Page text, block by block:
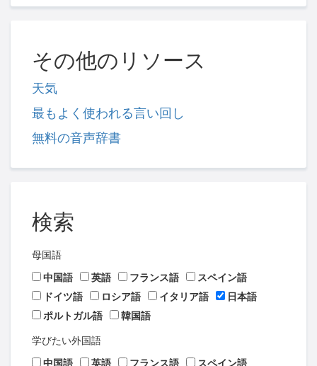
その他のリソース
天気
最もよく使われる言い回し
無料の音声辞書
検索
母国語
中国語
英語 フランス語
スペイン語
ドイツ語
ロシア語 イタリア語
日本語
ポルトガル語
韓国語
学びたい外国語
中国語
英語 フランス語
スペイン語